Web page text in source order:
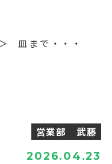
皿まで・・・
営業部 武藤
2026.04.23